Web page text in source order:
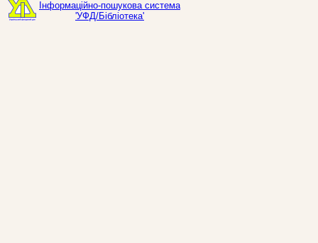
Інформаційно-пошукова система
'УФД/Бібліотека'